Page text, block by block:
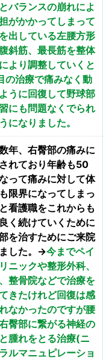
バランスの崩れによ
がかかってしまって
出している左腰方形
斜筋、最長筋を整体
より調整していくと
の治療で痛みなく動
うに回復して野球部
にも問題なくでられ
になりました。
年、右臀部の痛みに
れており年齢も50
って痛みに対して体
限界になってしまっ
看護職をこれからも
く続けていくために
を治すためにご来院
した。→今までペイ
ニックや整形外科、
整骨院などで治療を
きたけれど回復は感
なかったのですが腰
臀部に繋がる神経の
腫れをとる治療(ニ
ルマニュピレーショ